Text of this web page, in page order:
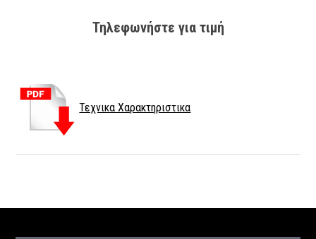
Τηλεφωνήστε για τιμή
Τεχνικα Χαρακτηριστικα